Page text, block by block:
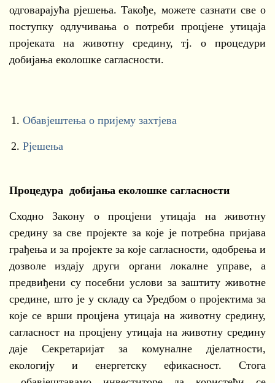
одговарајућа рјешења. Такође, можете сазнати све о
поступку одлучивања о потреби процјене утицаја
пројеката на животну средину, тј. о процедури
добијањa еколошке сагласности.
1. Обавјештења о пријему захтјева
2. Рјешења
Процедура добијањa еколошке сагласности
Сходно Закону о процјени утицаја на животну
средину за све пројекте за које је потребна пријава
грађења и за пројекте за које сагласности, одобрења и
дозволе издају други органи локалне управе, а
предвиђени су посебни услови за заштиту животне
средине, што је у складу са Уредбом о пројектима за
које се врши процјена утицаја на животну средину,
сагласност на процјену утицаја на животну средину
даје Секретаријат за комуналне дјелатности,
екологију и енергетску ефикасност. Стога